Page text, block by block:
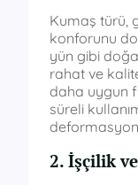
Kumaş türü,
konforunu
yün gibi
rahat ve
daha uygun
süreli
2. İşçilik